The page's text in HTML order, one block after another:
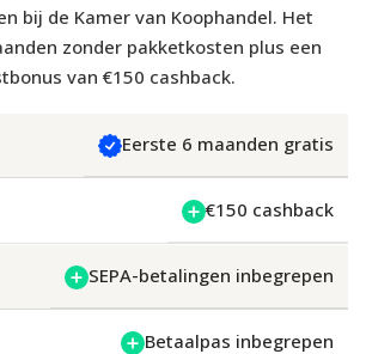
bij de Kamer van Koophandel. Het
zonder pakketkosten plus een
van €150 cashback.
Eerste 6 maanden gratis
€150 cashback
SEPA-betalingen inbegrepen
Betaalpas inbegrepen